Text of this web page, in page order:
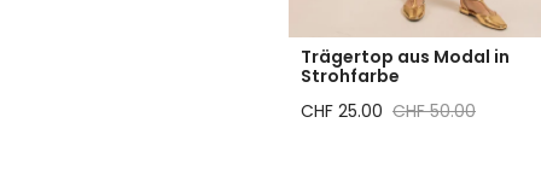
Trägertop aus Modal in
Strohfarbe
Reduzierter Preis
CHF 25.00 Regulärer Preis
CHF 50.00